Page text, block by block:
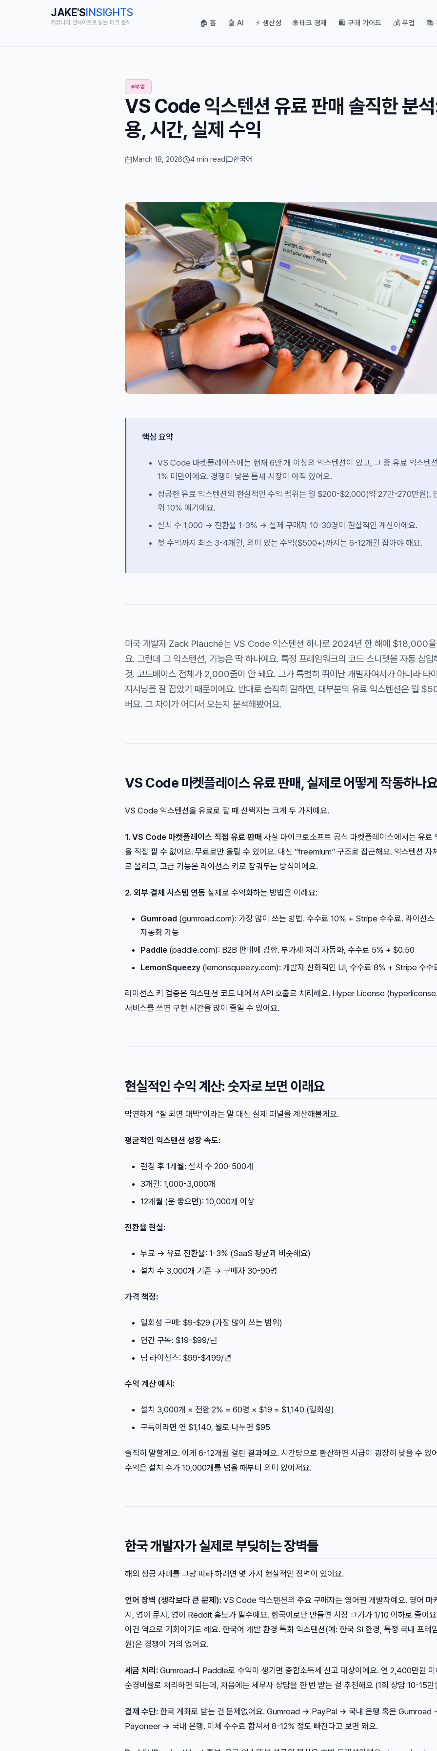
JAKE'SINSIGHTS
커뮤니티 인사이트로 읽는 테크 분석 🏠 홈 🤖 AI ⚡ 생산성 🌐 테크 경제 🛍️ 구매 가이드 💰 부업 📚
부업
VS Code 익스텐션 유료 판매 솔직한 분석
용, 시간, 실제 수익
March 18, 2026 4 min read 한국어
핵심 요약
VS Code 마켓플레이스에는 현재 6만 개 이상의 익스텐션이 있고, 그 중 유료 익스텐
1% 미만이에요. 경쟁이 낮은 틈새 시장이 아직 있어요.
성공한 유료 익스텐션의 현실적인 수익 범위는 월 $200-$2,000(약 27만-270만원),
위 10% 얘기예요.
설치 수 1,000 → 전환율 1-3% → 실제 구매자 10-30명이 현실적인 계산이에요.
첫 수익까지 최소 3-4개월, 의미 있는 수익($500+)까지는 6-12개월 잡아야 해요.
미국 개발자 Zack Plauché는 VS Code 익스텐션 하나로 2024년 한 해에 $18,000을
요. 그런데 그 익스텐션, 기능은 딱 하나예요. 특정 프레임워크의 코드 스니펫을 자동 삽입
것. 코드베이스 전체가 2,000줄이 안 돼요. 그가 특별히 뛰어난 개발자여서가 아니라 타
지셔닝을 잘 잡았기 때문이에요. 반대로 솔직히 말하면, 대부분의 유료 익스텐션은 월
버요. 그 차이가 어디서 오는지 분석해봤어요.
VS Code 마켓플레이스 유료 판매, 실제로 어떻게 작동하나
VS Code 익스텐션을 유료로 팔 때 선택지는 크게 두 가지예요.
1. VS Code 마켓플레이스 직접 유료 판매 사실 마이크로소프트 공식 마켓플레이스에서는 유료
을 직접 팔 수 없어요. 무료로만 올릴 수 있어요. 대신 “freemium” 구조로 접근해요. 익스텐션 자
로 올리고, 고급 기능은 라이선스 키로 잠궈두는 방식이에요.
2. 외부 결제 시스템 연동 실제로 수익화하는 방법은 이래요:
Gumroad (gumroad.com): 가장 많이 쓰는 방법. 수수료 10% + Stripe 수수료. 라이선스
자동화 가능
Paddle (paddle.com): B2B 판매에 강함. 부가세 처리 자동화, 수수료 5% + $0.50
LemonSqueezy (lemonsqueezy.com): 개발자 친화적인 UI, 수수료 8% + Stripe 수수
라이선스 키 검증은 익스텐션 코드 내에서 API 호출로 처리해요. Hyper License
서비스를 쓰면 구현 시간을 많이 줄일 수 있어요.
현실적인 수익 계산: 숫자로 보면 이래요
막연하게 “잘 되면 대박"이라는 말 대신 실제 퍼널을 계산해볼게요.
평균적인 익스텐션 성장 속도:
런칭 후 1개월: 설치 수 200-500개
3개월: 1,000-3,000개
12개월 (운 좋으면): 10,000개 이상
전환율 현실:
무료 → 유료 전환율: 1-3% (SaaS 평균과 비슷해요)
설치 수 3,000개 기준 → 구매자 30-90명
가격 책정:
일회성 구매: $9-$29 (가장 많이 쓰는 범위)
연간 구독: $19-$99/년
팀 라이선스: $99-$499/년
수익 계산 예시:
설치 3,000개 × 전환 2% = 60명 × $19 = $1,140 (일회성)
구독이라면 연 $1,140, 월로 나누면 $95
솔직히 말할게요. 이게 6-12개월 걸린 결과예요. 시간당으로 환산하면 시급이 굉장히 낮을 수 있
수익은 설치 수가 10,000개를 넘을 때부터 의미 있어져요.
한국 개발자가 실제로 부딪히는 장벽들
해외 성공 사례를 그냥 따라 하려면 몇 가지 현실적인 장벽이 있어요.
언어 장벽 (생각보다 큰 문제): VS Code 익스텐션의 주요 구매자는 영어권 개발자예요. 영어 마
지, 영어 문서, 영어 Reddit 홍보가 필수예요. 한국어로만 만들면 시장 크기가 1/10 이하로 줄어
이건 역으로 기회이기도 해요. 한국어 개발 환경 특화 익스텐션(예: 한국 SI 환경, 특정 국내 프레
원)은 경쟁이 거의 없어요.
세금 처리: Gumroad나 Paddle로 수익이 생기면 종합소득세 신고 대상이에요. 연 2,400만원 이
순경비율로 처리하면 되는데, 처음에는 세무사 상담을 한 번 받는 걸 추천해요 (1회 상담 10-15만
결제 수단: 한국 계좌로 받는 건 문제없어요. Gumroad → PayPal → 국내 은행 혹은 Gumroad
Payoneer → 국내 은행. 이체 수수료 합쳐서 8-12% 정도 빠진다고 보면 돼요.